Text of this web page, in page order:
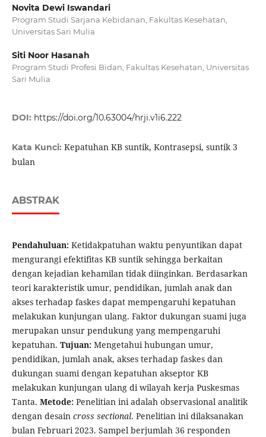
Novita Dewi Iswandari
Program Studi Sarjana Kebidanan, Fakultas Kesehatan,
Universitas Sari Mulia
Siti Noor Hasanah
Program Studi Profesi Bidan, Fakultas Kesehatan, Universitas
Sari Mulia
DOI: https://doi.org/10.63004/hrji.v1i6.222
Kata Kunci: Kepatuhan KB suntik, Kontrasepsi, suntik 3
bulan
ABSTRAK
Pendahuluan: Ketidakpatuhan waktu penyuntikan dapat
mengurangi efektifitas KB suntik sehingga berkaitan
dengan kejadian kehamilan tidak diinginkan. Berdasarkan
teori karakteristik umur, pendidikan, jumlah anak dan
akses terhadap faskes dapat mempengaruhi kepatuhan
melakukan kunjungan ulang. Faktor dukungan suami juga
merupakan unsur pendukung yang mempengaruhi
kepatuhan. Tujuan: Mengetahui hubungan umur,
pendidikan, jumlah anak, akses terhadap faskes dan
dukungan suami dengan kepatuhan akseptor KB
melakukan kunjungan ulang di wilayah kerja Puskesmas
Tanta. Metode: Penelitian ini adalah observasional analitik
dengan desain cross sectional. Penelitian ini dilaksanakan
bulan Februari 2023. Sampel berjumlah 36 responden